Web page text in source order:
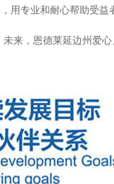
用专业和耐心帮助受益
来，恩德莱延边州爱